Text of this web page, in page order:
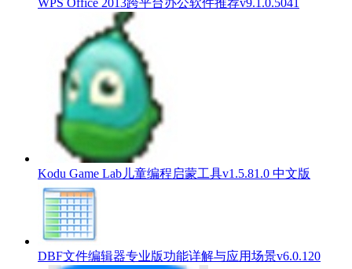
Kodu Game Lab儿童编程启蒙工具v1.5.81.0 中文版
DBF文件编辑器专业版功能详解与应用场景v6.0.120